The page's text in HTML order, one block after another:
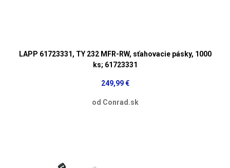
LAPP 61723331, TY 232 MFR-RW, sťahovacie pásky, 1000
ks; 61723331
249,99 €
od Conrad.sk